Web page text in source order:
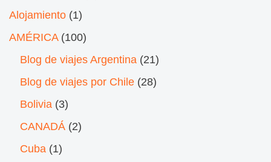
Alojamiento (1)
AMÉRICA(100)
Blog de viajes Argentina (21)
Blog de viajes por Chile (28)
Bolivia (3)
CANADÁ (2)
Cuba (1)